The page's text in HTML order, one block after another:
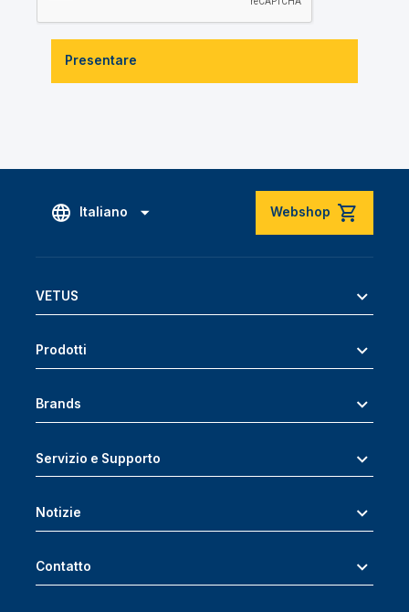
Presentare
Italiano Webshop
VETUS
Prodotti
Brands
Servizio e Supporto
Notizie
Contatto